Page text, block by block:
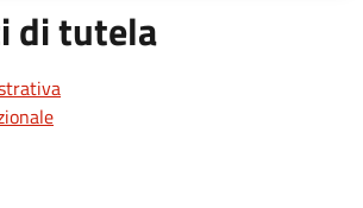
di tutela